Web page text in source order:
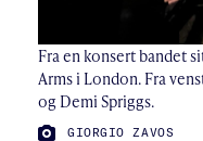
Fra en konsert bandet
Arms i London. Fra
og Demi Spriggs.
FOTO:
GIORGIO ZAVOS